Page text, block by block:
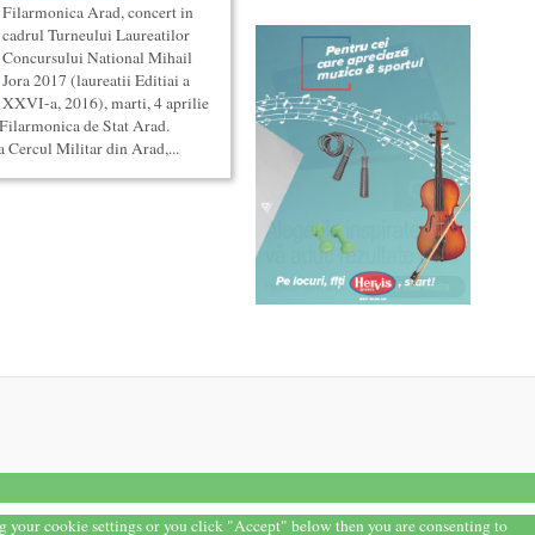
Filarmonica Arad, concert in
cadrul Turneului Laureatilor
Concursului National Mihail
Jora 2017 (laureatii Editiai a
XXVI-a, 2016), marti, 4 aprilie
de Stat Arad.
Cercul Militar din Arad,...
cookie settings or you click "Accept" below then you are consenting to